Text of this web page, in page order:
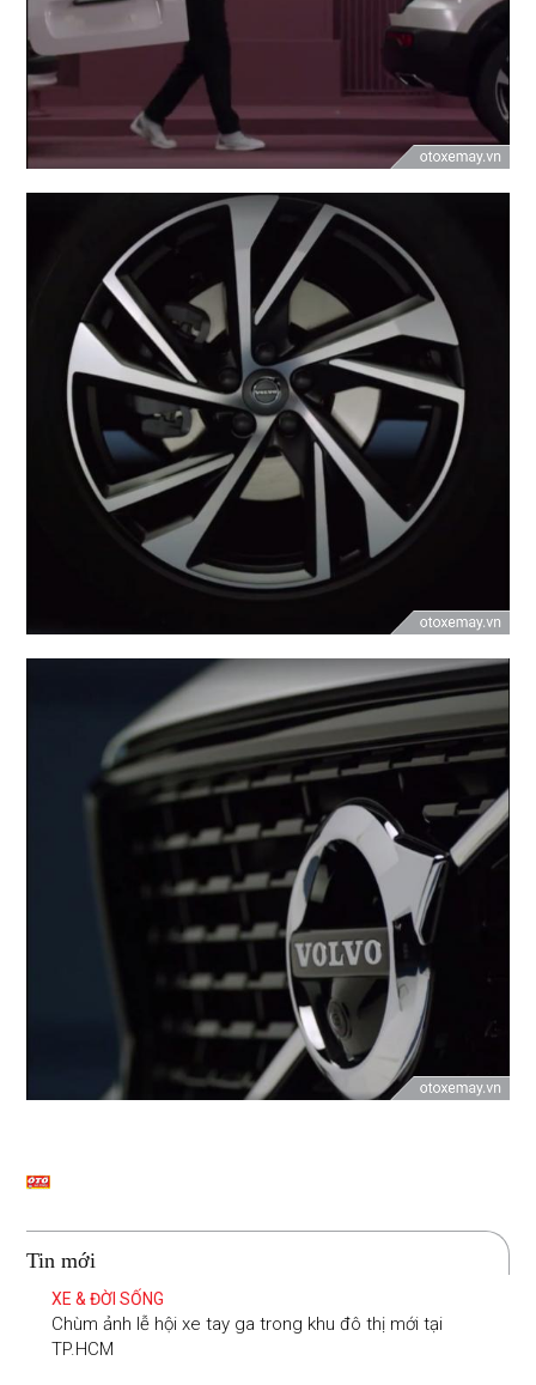
Tin mới
XE & ĐỜI SỐNG
Chùm ảnh lễ hội xe tay ga trong khu đô thị mới tại
TP.HCM